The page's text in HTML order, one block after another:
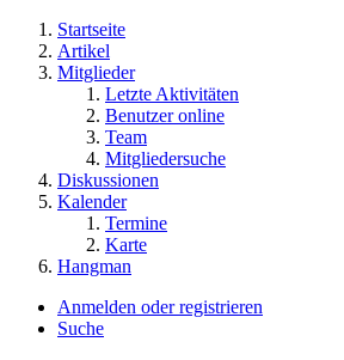
Startseite
Artikel
Mitglieder
Letzte Aktivitäten
Benutzer online
Team
Mitgliedersuche
Diskussionen
Kalender
Termine
Karte
Hangman
Anmelden oder registrieren
Suche